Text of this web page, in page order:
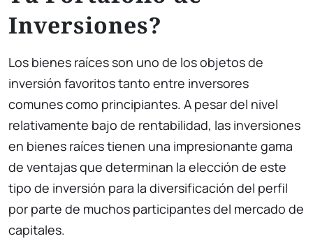
Inversiones?
Los bienes raíces son uno de los objetos de
inversión favoritos tanto entre inversores
comunes como principiantes. A pesar del nivel
relativamente bajo de rentabilidad, las inversiones
en bienes raíces tienen una impresionante gama
de ventajas que determinan la elección de este
tipo de inversión para la diversificación del perfil
por parte de muchos participantes del mercado de
capitales.